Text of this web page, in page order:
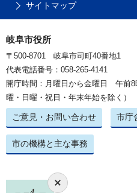
サイトマップ
岐阜市役所
〒500-8701 岐阜市司町40番地1
代表電話番号：058-265-4141
開庁時間：月曜日から金曜日 午前8
曜・日曜・祝日・年末年始を除く）
ご意見・お問い合わせ 市庁
市の機構と主な事務